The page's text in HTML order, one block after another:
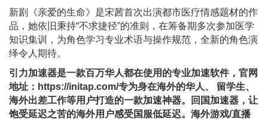
新剧《亲爱的生命》是宋茜首次出演都市医疗情感题材的作
品，她依旧秉持“不求捷径”的准则，在筹备期多次参加医学
知识集训，为角色学习专业术语与操作规范，全新的角色演
绎令人期待。
引力加速器是⼀款百万华⼈都在使⽤的专业加速软件，官网
地址：https://initap.com/专为身在海外的华⼈、 留学⽣、
海外出差⼯作等⽤户打造的⼀款加速神器。回国加速器，让
饱受延迟之苦的海外用户感受国服低延迟。海外游戏/直播